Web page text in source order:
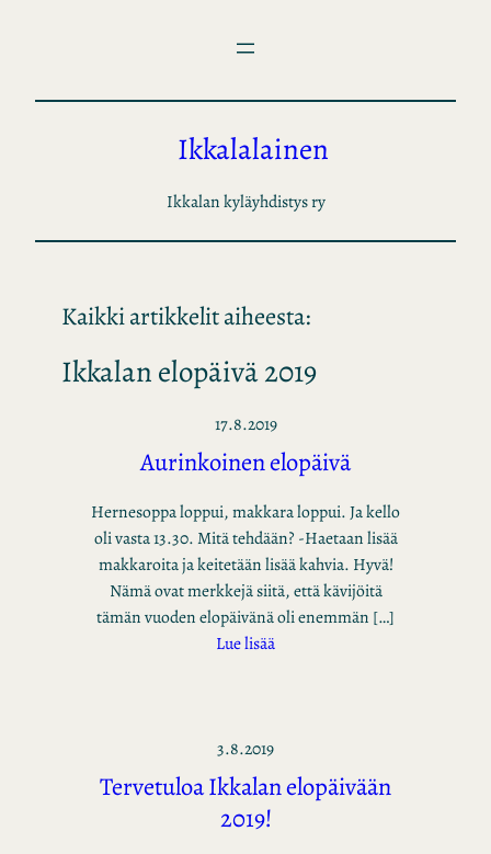
Ikkalalainen
Ikkalan kyläyhdistys ry
Kaikki artikkelit aiheesta:
Ikkalan elopäivä 2019
17.8.2019
Aurinkoinen elopäivä
Hernesoppa loppui, makkara loppui. Ja kello
oli vasta 13.30. Mitä tehdään? -Haetaan lisää
makkaroita ja keitetään lisää kahvia. Hyvä!
Nämä ovat merkkejä siitä, että kävijöitä
tämän vuoden elopäivänä oli enemmän […]
Lue lisää
3.8.2019
Tervetuloa Ikkalan elopäivään
2019!